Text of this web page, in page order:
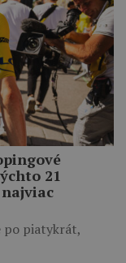
21
po piatykrát,